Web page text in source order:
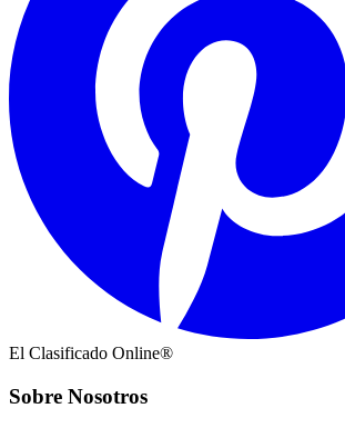
El Clasificado Online®
Sobre Nosotros